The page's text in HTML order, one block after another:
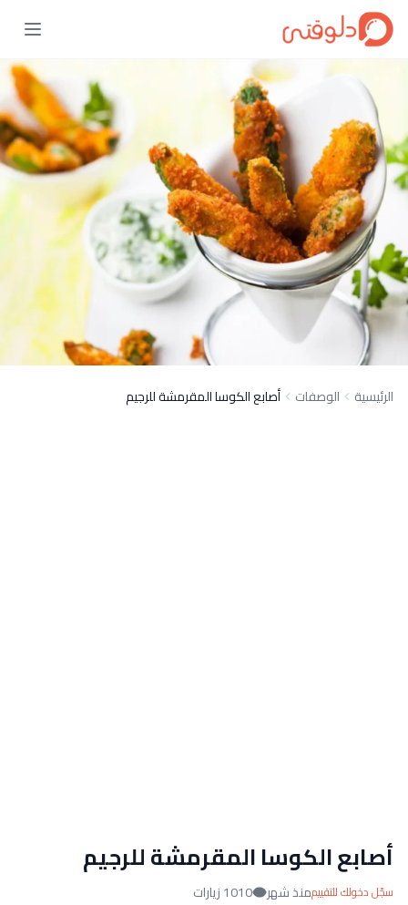
الرئيسية الوصفات أصابع الكوسا المقرمشة للرجيم
أصابع الكوسا المقرمشة للرجيم
سجّل دخولك للتقييممنذ شهر 1010 زيارات